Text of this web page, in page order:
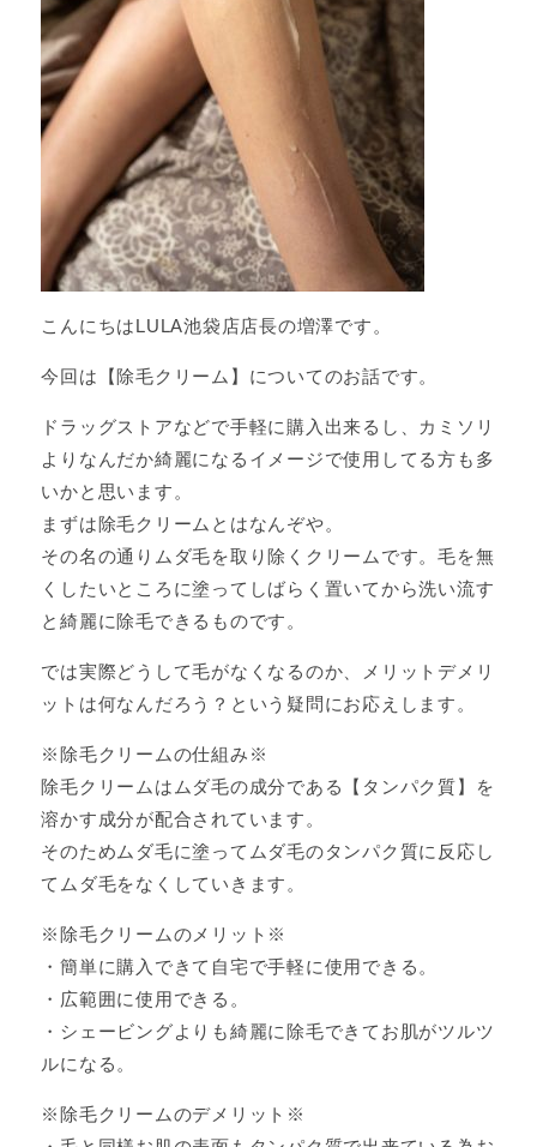
こんにちはLULA池袋店店長の増澤です。
今回は【除毛クリーム】についてのお話です。
ドラッグストアなどで手軽に購入出来るし、カミソリ
よりなんだか綺麗になるイメージで使用してる方も多
いかと思います。
まずは除毛クリームとはなんぞや。
その名の通りムダ毛を取り除くクリームです。毛を無
くしたいところに塗ってしばらく置いてから洗い流す
と綺麗に除毛できるものです。
では実際どうして毛がなくなるのか、メリットデメリ
ットは何なんだろう？という疑問にお応えします。
※除毛クリームの仕組み※
除毛クリームはムダ毛の成分である【タンパク質】を
溶かす成分が配合されています。
そのためムダ毛に塗ってムダ毛のタンパク質に反応し
てムダ毛をなくしていきます。
※除毛クリームのメリット※
・簡単に購入できて自宅で手軽に使用できる。
・広範囲に使用できる。
・シェービングよりも綺麗に除毛できてお肌がツルツ
ルになる。
※除毛クリームのデメリット※